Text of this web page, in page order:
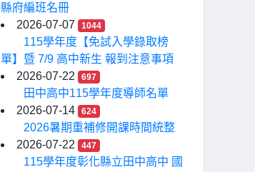
縣府編班名冊
2026-07-07
1044
115學年度【免試入學錄取榜
單】暨 7/9 高中新生 報到注意事項
2026-07-22
697
田中高中115學年度導師名單
2026-07-14
624
2026暑期重補修開課時間統整
2026-07-22
447
115學年度彰化縣立田中高中 國